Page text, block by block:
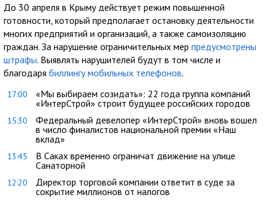
До 30 апреля в Крыму действует режим повышенной
готовности, который предполагает остановку деятельности
многих предприятий и организаций, а также самоизоляцию
граждан. За нарушение ограничительных мер предусмотрены
штрафы. Выявлять нарушителей будут в том числе и
благодаря биллингу мобильных телефонов.
17:00
«Мы выбираем созидать»: 22 года группа компаний
«ИнтерСтрой» строит будущее российских городов
15:30
Федеральный девелопер «ИнтерСтрой» вновь вошел
в число финалистов национальной премии «Наш
вклад»
13:45
В Саках временно ограничат движение на улице
Санаторной
12:20
Директор торговой компании ответит в суде за
сокрытие миллионов от налогов